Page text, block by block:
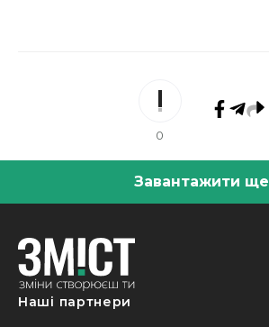
0
Завантажити ще
Наші партнери